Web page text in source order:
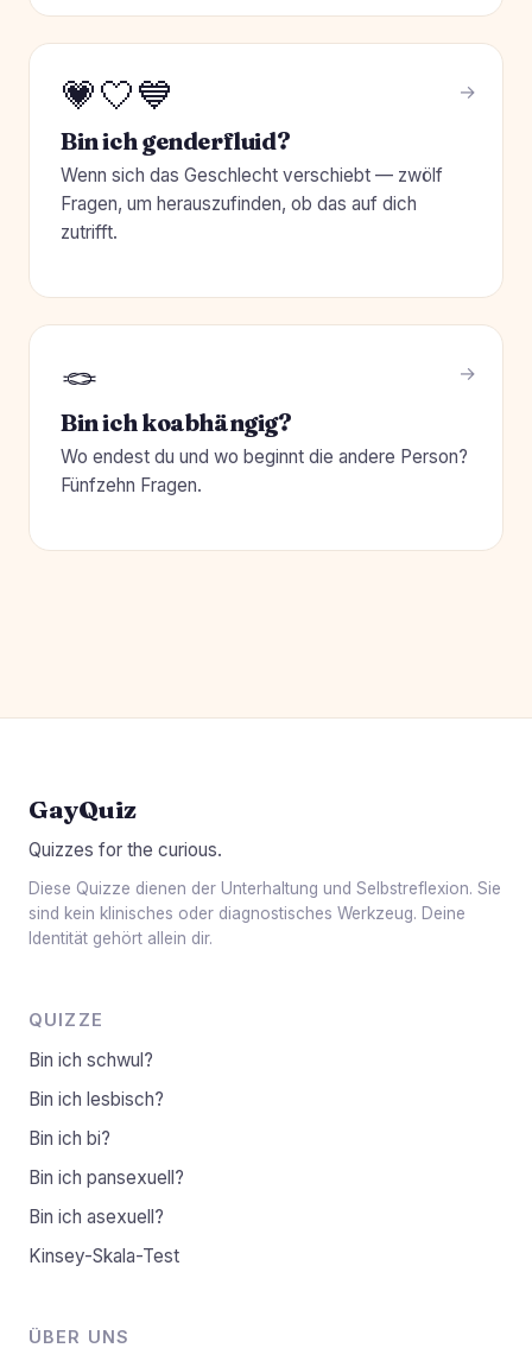
💗🤍💙
Bin ich genderfluid?
Wenn sich das Geschlecht verschiebt — zwölf
Fragen, um herauszufinden, ob das auf dich
zutrifft.
🪢
Bin ich koabhängig?
Wo endest du und wo beginnt die andere Person?
Fünfzehn Fragen.
GayQuiz
Quizzes for the curious.
Diese Quizze dienen der Unterhaltung und Selbstreflexion. Sie
sind kein klinisches oder diagnostisches Werkzeug. Deine
Identität gehört allein dir.
QUIZZE
Bin ich schwul?
Bin ich lesbisch?
Bin ich bi?
Bin ich pansexuell?
Bin ich asexuell?
Kinsey-Skala-Test
ÜBER UNS